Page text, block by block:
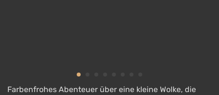
Farbenfrohes Abenteuer über eine kleine Wolke, die